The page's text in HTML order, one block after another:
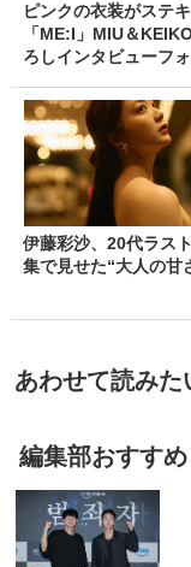
ピンクの衣装がステキ
「ME:I」MIU＆
ろしインタビューフ
伊藤彩沙、20代ラス
集で見せた“大人の甘
あわせて読みた
編集部おすすめ